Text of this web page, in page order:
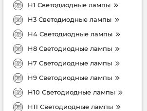
H1 Светодиодные лампы
H3 Светодиодные лампы
H4 Светодиодные лампы
H8 Светодиодные лампы
H7 Светодиодные лампы
H9 Светодиодные лампы
H10 Светодиодные лампы
H11 Светодиодные лампы